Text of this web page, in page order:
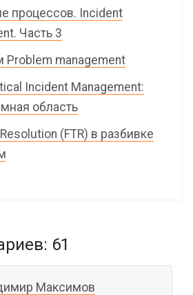
процессов. Incident
Часть 3
Problem management
Incident Management:
область
(FTR) в разбивке
61
Максимов